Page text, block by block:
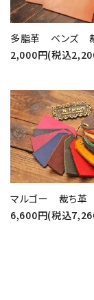
多脂革 ベンズ
2,000円(税込
マルゴー 裁ち
6,600円(税込